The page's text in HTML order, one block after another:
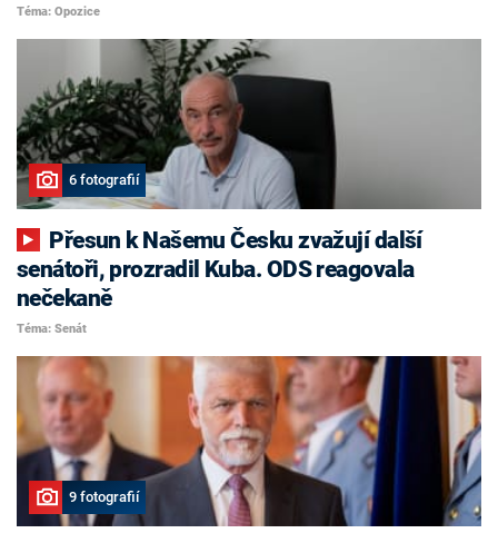
Téma: Opozice
6 fotografií
senátoři, prozradil Kuba. ODS reagovala
nečekaně
Téma: Senát
9 fotografií